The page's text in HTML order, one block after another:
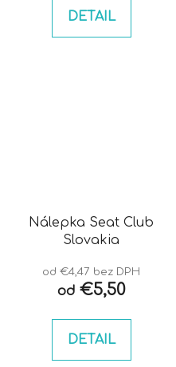
DETAIL
Nálepka Seat Club
Slovakia
od €4,47 bez DPH
od€5,50
DETAIL